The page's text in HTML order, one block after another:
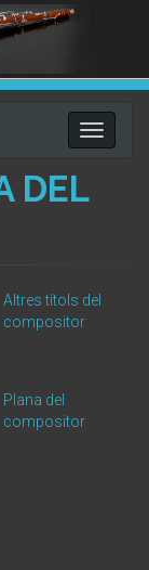
Toggle
DEL
Altres títols del
compositor
Plana del
compositor